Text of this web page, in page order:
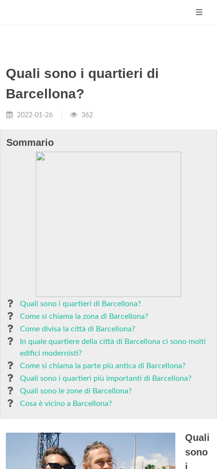
Quali sono i quartieri di
Barcellona?
2022-01-26 362
Sommario
Quali sono i quartieri di Barcellona?
Come si chiama la zona di Barcellona?
Come divisa la città di Barcellona?
In quale quartiere della città di Barcellona ci sono molti
edifici modernisti?
Come si chiama la parte più antica di Barcellona?
Quali sono i quartieri più importanti di Barcellona?
Quali sono le zone di Barcellona?
Cosa è vicino a Barcellona?
Quali
sono
i